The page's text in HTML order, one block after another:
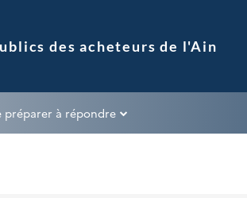
préparer à répondre